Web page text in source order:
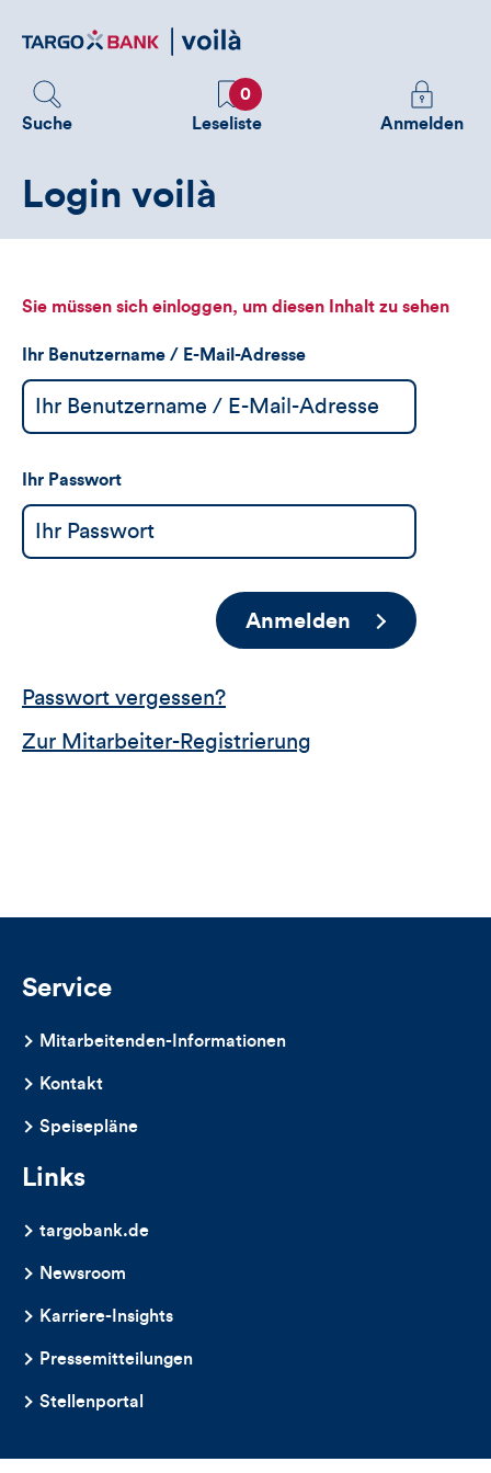
zum
Suche
Favoriten
0
Leseliste
Melden
Sie
sehen
Anmelden
Login voilà
Sie müssen sich einloggen, um diesen Inhalt zu sehen
Ihr Benutzername / E-Mail-Adresse
Ihr Passwort
Anmelden
Passwort vergessen?
Zur Mitarbeiter-Registrierung
Service
Mitarbeitenden-Informationen
Kontakt
Speisepläne
Links
targobank.de
Newsroom
Karriere-Insights
Pressemitteilungen
Stellenportal